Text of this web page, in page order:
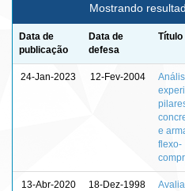
Mostrando
Data de
publicação
Data de
defesa
Título
24-Jan-2023 12-Fev-2004
e
flexo-
13-Abr-2020 18-Dez-1998